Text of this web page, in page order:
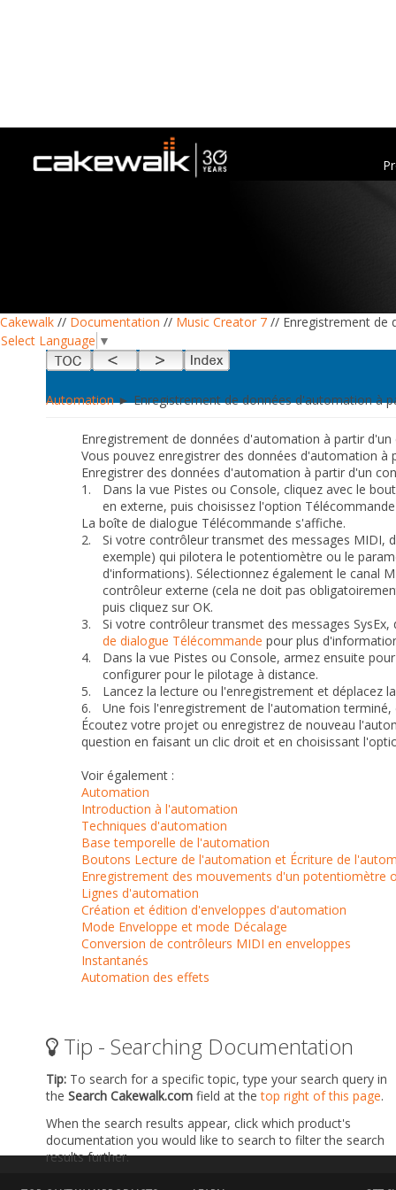
Cakewalk // Documentation // Music Creator 7 // Enregistrement de
Select Language ▼
Automation► Enregistrement de données d'automation à
Enregistrement de données d'automation à partir
Vous pouvez enregistrer des données d'automation
Enregistrer des données d'automation à partir d'un
1.
Dans la vue Pistes ou Console, cliquez avec le
en externe, puis choisissez l'option Télécommande
La boîte de dialogue Télécommande s'affiche.
2.
Si votre contrôleur transmet des messages MIDI,
exemple) qui pilotera le potentiomètre ou le
d'informations). Sélectionnez également le canal
contrôleur externe (cela ne doit pas
puis cliquez sur OK.
3.
Si votre contrôleur transmet des messages
de dialogue Télécommande pour plus
4.
Dans la vue Pistes ou Console, armez ensuite
configurer pour le pilotage à distance.
5.
Lancez la lecture ou l'enregistrement et déplacez
6.
Une fois l'enregistrement de l'automation
Écoutez votre projet ou enregistrez de nouveau
question en faisant un clic droit et en choisissant
Voir également :
Automation
Introduction à l'automation
Techniques d'automation
Base temporelle de l'automation
Boutons Lecture de l'automation et Écriture de
Enregistrement des mouvements d'un potentiomètre
Lignes d'automation
Création et édition d'enveloppes d'automation
Mode Enveloppe et mode Décalage
Conversion de contrôleurs MIDI en enveloppes
Instantanés
Automation des effets
Tip - Searching Documentation
Tip: To search for a specific topic, type your search query in
the Search Cakewalk.com field at thetop right of this page.
When the search results appear, click which product's
documentation you would like to search to filter the search
results further.